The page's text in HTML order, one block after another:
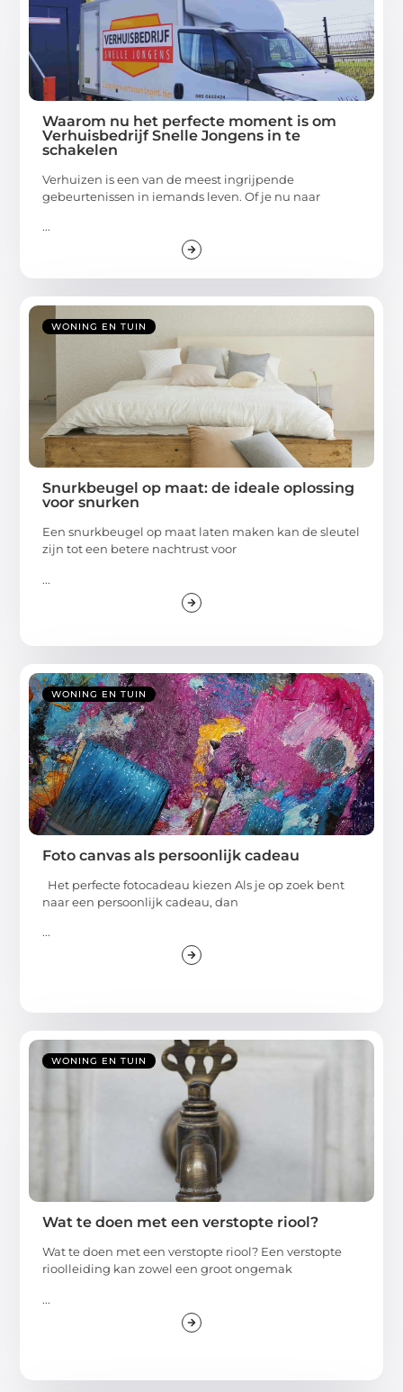
Waarom nu het perfecte moment is om
Verhuisbedrijf Snelle Jongens in te
schakelen
Verhuizen is een van de meest ingrijpende
gebeurtenissen in iemands leven. Of je nu naar
...
WONING EN TUIN
Snurkbeugel op maat: de ideale oplossing
voor snurken
Een snurkbeugel op maat laten maken kan de sleutel
zijn tot een betere nachtrust voor
...
WONING EN TUIN
Foto canvas als persoonlijk cadeau
Het perfecte fotocadeau kiezen Als je op zoek bent
naar een persoonlijk cadeau, dan
...
WONING EN TUIN
Wat te doen met een verstopte riool?
Wat te doen met een verstopte riool? Een verstopte
rioolleiding kan zowel een groot ongemak
...